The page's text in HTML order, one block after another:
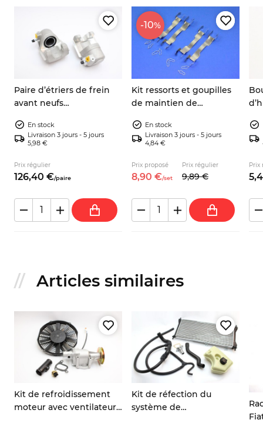
Paire d’étriers de frein
avant neufs
Spider, 128, 127, X1/9, Yugo
En stock
Livraison 3 jours - 5 jours
5,98 €
Prix régulier
126,40 €/paire
-10%
Kit ressorts et goupilles
de maintien de
7550909 Fiat 127 128 131
132
En stock
Livraison 3 jours - 5 jours
4,84 €
Prix proposé
8,90 €/set
Prix régulier
9,89 €
Prix
5,
Articles similaires
Kit de refroidissement
moteur avec ventilateur
Kit de réfection du
système de